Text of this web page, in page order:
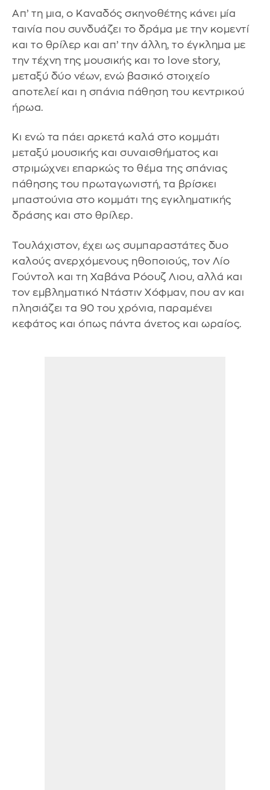
Απ’ τη μια, ο Καναδός σκηνοθέτης κάνει μία
ταινία που συνδυάζει το δράμα με την κομεντί
και το θρίλερ και απ’ την άλλη, το έγκλημα με
την τέχνη της μουσικής και το love story,
μεταξύ δύο νέων, ενώ βασικό στοιχείο
αποτελεί και η σπάνια πάθηση του κεντρικού
ήρωα.
Κι ενώ τα πάει αρκετά καλά στο κομμάτι
μεταξύ μουσικής και συναισθήματος και
στριμώχνει επαρκώς το θέμα της σπάνιας
πάθησης του πρωταγωνιστή, τα βρίσκει
μπαστούνια στο κομμάτι της εγκληματικής
δράσης και στο θρίλερ.
Τουλάχιστον, έχει ως συμπαραστάτες δυο
καλούς ανερχόμενους ηθοποιούς, τον Λίο
Γούντολ και τη Χαβάνα Ρόουζ Λιου, αλλά και
τον εμβληματικό Ντάστιν Χόφμαν, που αν και
πλησιάζει τα 90 του χρόνια, παραμένει
κεφάτος και όπως πάντα άνετος και ωραίος.